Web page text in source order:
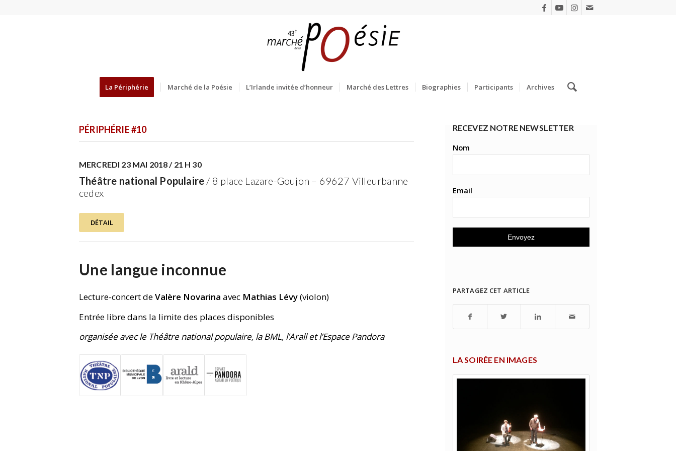
La Périphérie Marché de la Poésie L’Irlande invitée d’honneur Marché des Lettres Biographies Participants Archives
PÉRIPHÉRIE #10
MERCREDI 23 MAI 2018 / 21 H 30
Théâtre national Populaire / 8 place Lazare-Goujon – 69627 Villeurbanne
cedex
DÉTAIL
Une langue inconnue
Lecture-concert deValère Novarina avec Mathias Lévy(violon)
Entrée libre dans la limite des places disponibles
organisée avec le Théâtre national populaire, la BML, l’Arall et l’Espace Pandora
RECEVEZ NOTRE NEWSLETTER
Nom
Email
PARTAGEZ CET ARTICLE
LA SOIRÉE EN IMAGES